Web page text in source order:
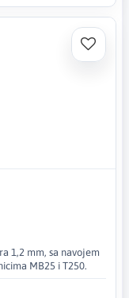
1,2 mm, sa navojem
MB25 i T250.